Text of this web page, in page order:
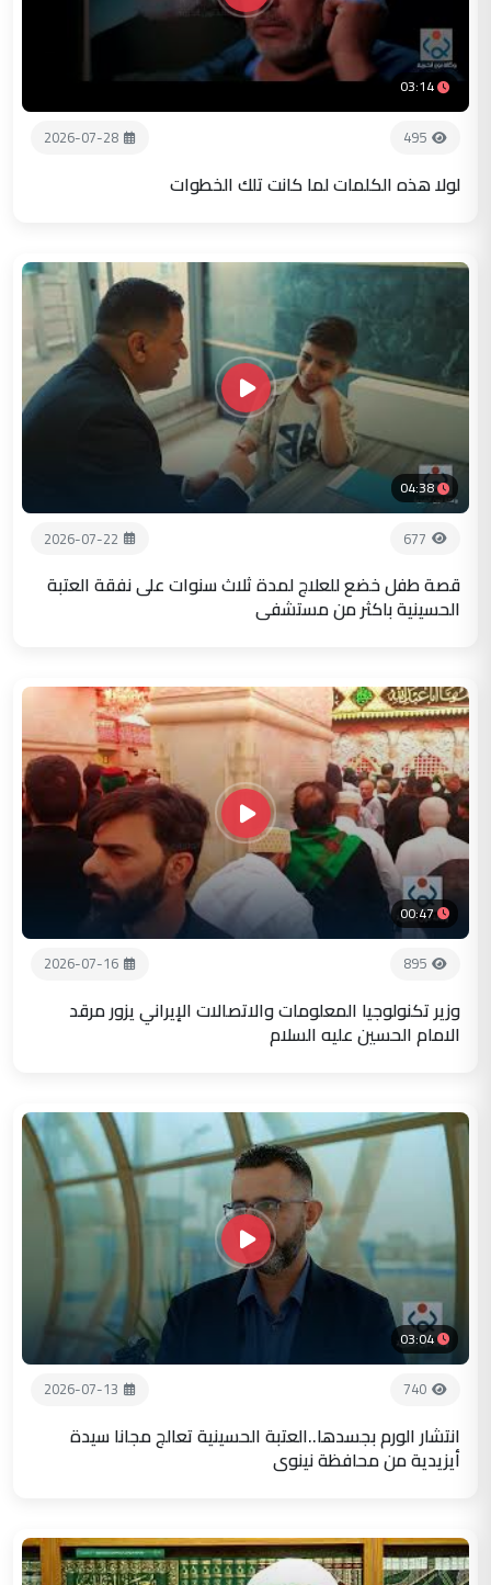
03:14
495
2026-07-28
لولا هذه الكلمات لما كانت تلك الخطوات
04:38
677
2026-07-22
قصة طفل خضع للعلاج لمدة ثلاث سنوات على نفقة العتبة
الحسينية باكثر من مستشفى
00:47
895
2026-07-16
وزير تكنولوجيا المعلومات والاتصالات الإيراني يزور مرقد
الامام الحسين عليه السلام
03:04
740
2026-07-13
انتشار الورم بجسدها..العتبة الحسينية تعالج مجانا سيدة
أيزيدية من محافظة نينوى